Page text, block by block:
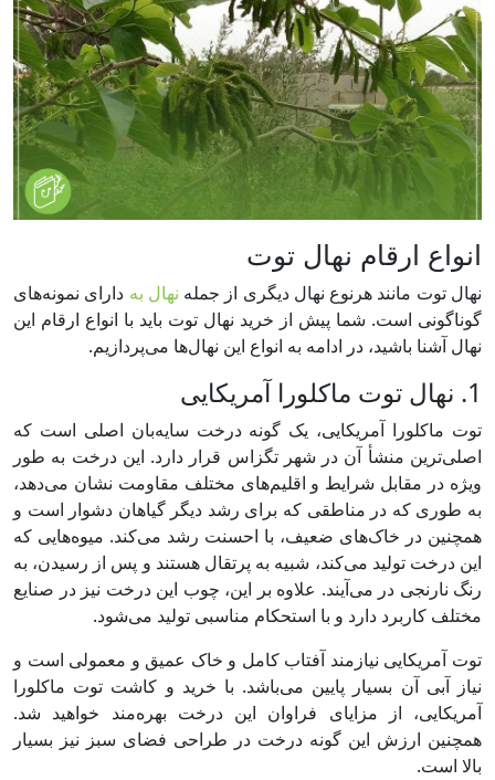
انواع ارقام نهال توت
نهال توت مانند هرنوع نهال دیگری از جمله نهال به دارای نمونه‌های
گوناگونی است. شما پیش از خرید نهال توت باید با انواع ارقام این
نهال آشنا باشید، در ادامه به انواع این نهال‌ها می‌پردازیم.
1. نهال توت ماکلورا آمریکایی
توت ماکلورا آمریکایی، یک گونه درخت سایه‌بان اصلی است که
اصلی‌ترین منشأ آن در شهر تگزاس قرار دارد. این درخت به طور
ویژه در مقابل شرایط و اقلیم‌های مختلف مقاومت نشان می‌دهد،
به طوری که در مناطقی که برای رشد دیگر گیاهان دشوار است و
همچنین در خاک‌های ضعیف، با احسنت رشد می‌کند. میوه‌هایی که
این درخت تولید می‌کند، شبیه به پرتقال هستند و پس از رسیدن، به
رنگ نارنجی در می‌آیند. علاوه بر این، چوب این درخت نیز در صنایع
مختلف کاربرد دارد و با استحکام مناسبی تولید می‌شود.
توت آمریکایی نیازمند آفتاب کامل و خاک عمیق و معمولی است و
نیاز آبی آن بسیار پایین می‌باشد. با خرید و کاشت توت ماکلورا
آمریکایی، از مزایای فراوان این درخت بهره‌مند خواهید شد.
همچنین ارزش این گونه درخت در طراحی فضای سبز نیز بسیار
بالا است.